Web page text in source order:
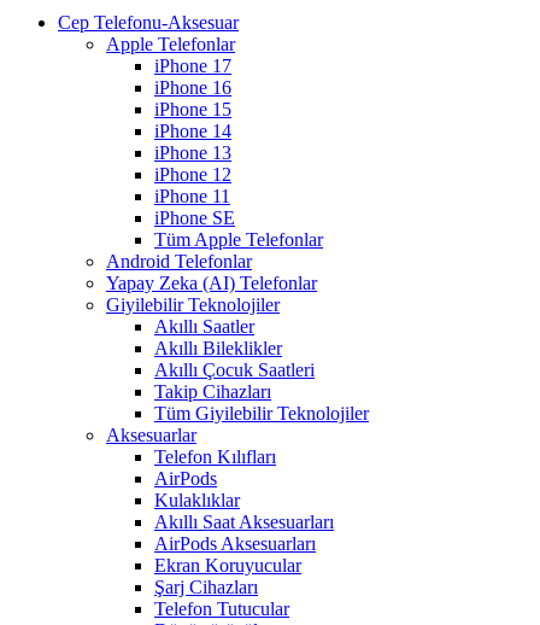
Cep Telefonu-Aksesuar
Apple Telefonlar
iPhone 17
iPhone 16
iPhone 15
iPhone 14
iPhone 13
iPhone 12
iPhone 11
iPhone SE
Tüm Apple Telefonlar
Android Telefonlar
Yapay Zeka (AI) Telefonlar
Giyilebilir Teknolojiler
Akıllı Saatler
Akıllı Bileklikler
Akıllı Çocuk Saatleri
Takip Cihazları
Tüm Giyilebilir Teknolojiler
Aksesuarlar
Telefon Kılıfları
AirPods
Kulaklıklar
Akıllı Saat Aksesuarları
AirPods Aksesuarları
Ekran Koruyucular
Şarj Cihazları
Telefon Tutucular